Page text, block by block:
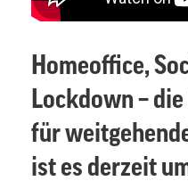
Homeoffice,
Lockdown –
für
ist es derzeit